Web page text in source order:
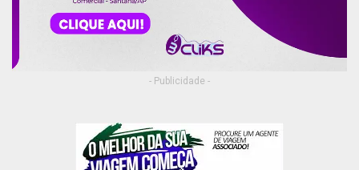
- Publicidade -